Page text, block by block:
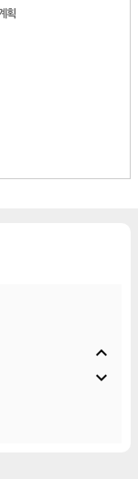
획
expand_less
expand_more